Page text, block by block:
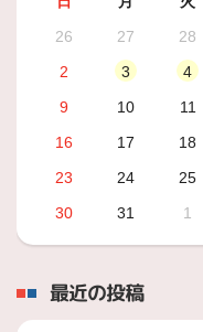
26
27 28
2
3 4
9
10 11
16
17 18
23
24 25
30
31 1
最近の投稿